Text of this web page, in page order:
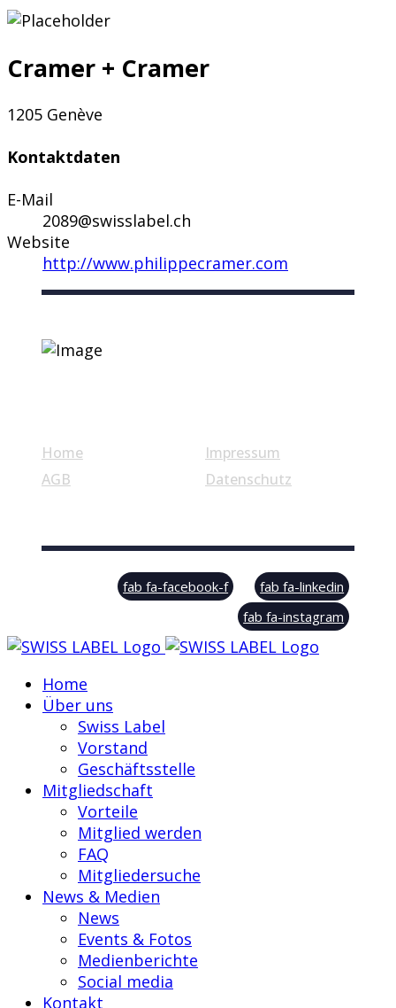
Cramer + Cramer
1205 Genève
Kontaktdaten
E-Mail
2089@swisslabel.ch
Website
http://www.philippecramer.com
Home
AGB
Impressum
Datenschutz
© Swiss Label, All rights reserved
fab fa-facebook-f
fab fa-linkedin
fab fa-instagram
Home
Über uns
Swiss Label
Vorstand
Geschäftsstelle
Mitgliedschaft
Vorteile
Mitglied werden
FAQ
Mitgliedersuche
News & Medien
News
Events & Fotos
Medienberichte
Social media
Kontakt